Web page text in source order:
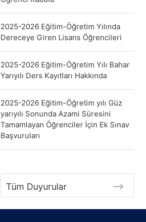
2025-2026 Eğitim-Öğretim Yılında
Dereceye Giren Lisans Öğrencileri
2025-2026 Eğitim-Öğretim Yılı Bahar
Yarıyılı Ders Kayıtları Hakkında
2025-2026 Eğitim-Öğretim yılı Güz
yarıyılı Sonunda Azami Süresini
Tamamlayan Öğrenciler İçin Ek Sınav
Başvuruları
Tüm Duyurular